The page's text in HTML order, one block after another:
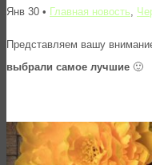
Янв 30 • Главная новость,
Представляем вашу
выбрали самое лучшие 🙂